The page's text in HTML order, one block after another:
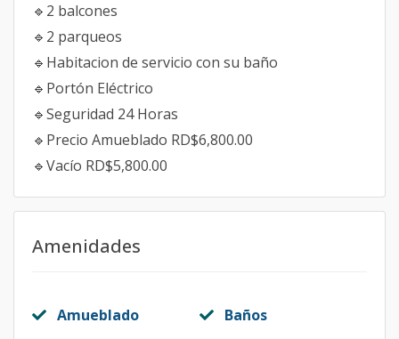
🔹️2 balcones
🔹️2 parqueos
🔹️Habitacion de servicio con su baño
🔹️Portón Eléctrico
🔹️Seguridad 24 Horas
🔹️Precio Amueblado RD$6,800.00
🔹️Vacío RD$5,800.00
Amenidades
Amueblado Baños